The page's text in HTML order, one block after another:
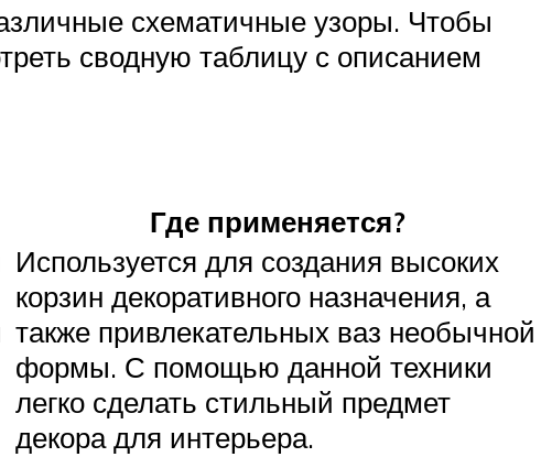
схематичные узоры. Чтобы
сводную таблицу с описанием
Где применяется?
Используется для создания высоких
корзин декоративного назначения, а
также привлекательных ваз необычной
формы. С помощью данной техники
легко сделать стильный предмет
декора для интерьера.